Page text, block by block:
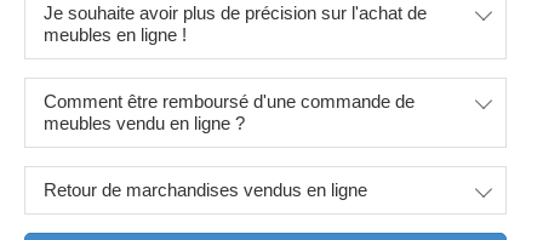
Je souhaite avoir plus de précision sur l'achat de
meubles en ligne !
Comment être remboursé d'une commande de
meubles vendu en ligne ?
Retour de marchandises vendus en ligne